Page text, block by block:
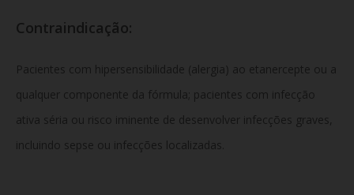
Contraindicação:
Pacientes com hipersensibilidade (alergia) ao etanercepte ou a
qualquer componente da fórmula; pacientes com infecção
ativa séria ou risco iminente de desenvolver infecções graves,
incluindo sepse ou infecções localizadas.